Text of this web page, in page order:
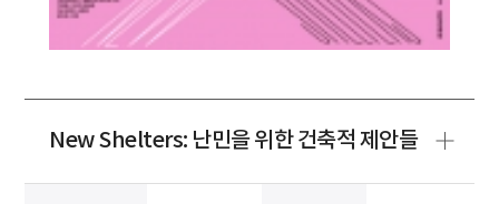
New Shelters: 난민을 위한 건축적 제안들